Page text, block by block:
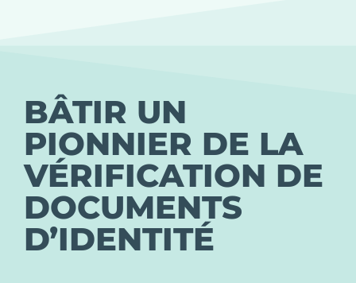
BÂTIR UN
PIONNIER DE LA
VÉRIFICATION DE
DOCUMENTS
D’IDENTITÉ